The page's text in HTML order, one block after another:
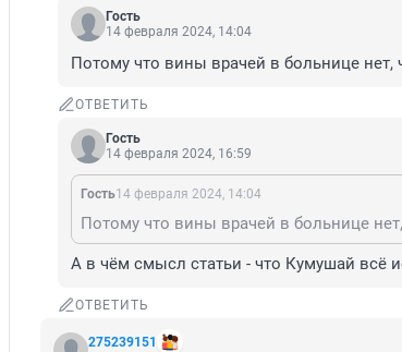
Гость
14 февраля 2024, 14:04
Потому что вины врачей в больнице нет,
ОТВЕТИТЬ
Гость
14 февраля 2024, 16:59
Гость14 февраля 2024, 14:04
Потому что вины врачей в больнице
А в чём смысл статьи - что Кумушай всё
ОТВЕТИТЬ
275239151